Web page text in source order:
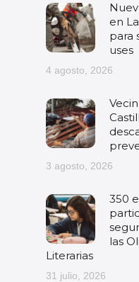
en
para
uses
4 agosto, 2026
3 agosto, 2026
350
las
Literarias
31 julio, 2026